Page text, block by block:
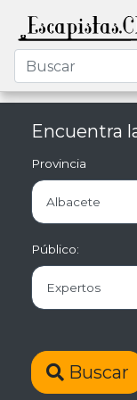
Encuentra
Provincia
Público:
Buscar